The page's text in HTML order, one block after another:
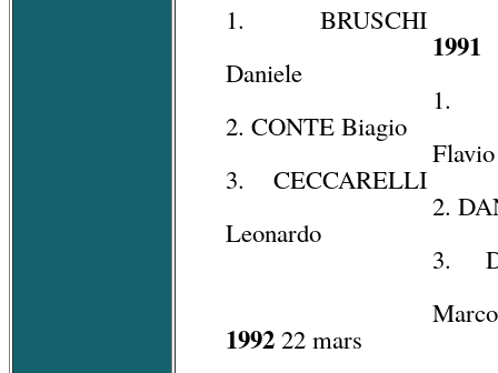
1. BRUSCHI
Daniele
2. CONTE Biagio
3. CECCARELLI
Leonardo
1992 22 mars
1991
1.
Flavio
2.
3.
Marco